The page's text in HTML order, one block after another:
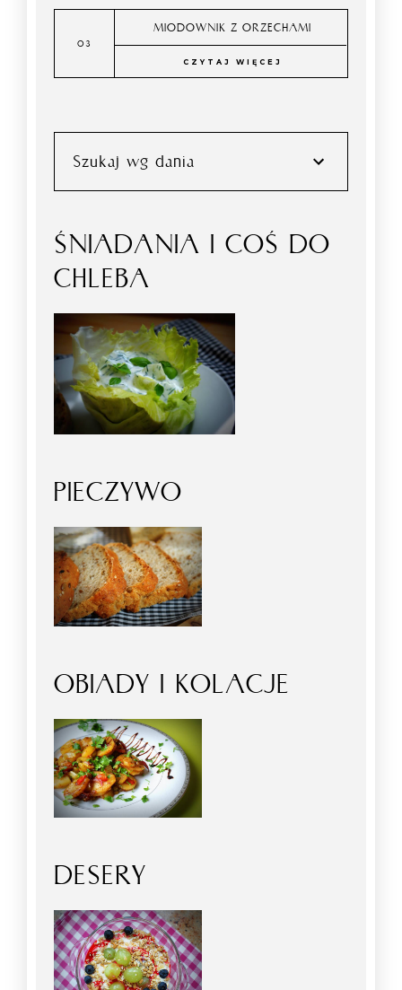
MIODOWNIK Z ORZECHAMI
CZYTAJ WIĘCEJ
Szukaj wg dania
ŚNIADANIA I COŚ DO
CHLEBA
PIECZYWO
OBIADY I KOLACJE
DESERY